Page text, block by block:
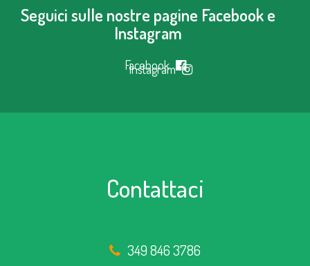
Seguici sulle nostre pagine Facebook e
Instagram
Facebook
Instagram
Contattaci
349 846 3786